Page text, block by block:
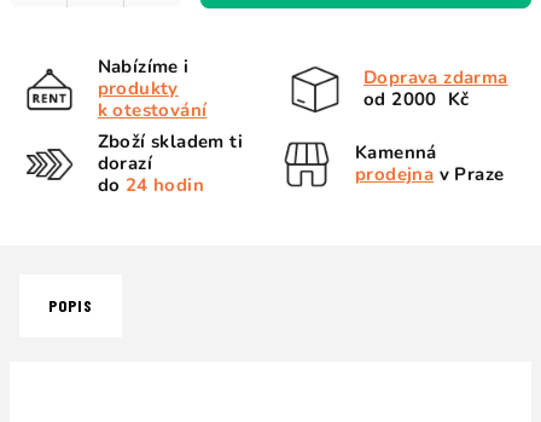
Nabízíme i
produkty
k otestování
Doprava zdarma
od 2000 Kč
Zboží skladem ti
dorazí
do 24 hodin
Kamenná
prodejna v Praze
POPIS